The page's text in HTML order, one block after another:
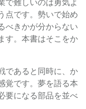
点です。勢いで始め
べきかが分からない
す。本書はそこをか
であると同時に、か
覚です。夢を語る本
要になる部品を並べ